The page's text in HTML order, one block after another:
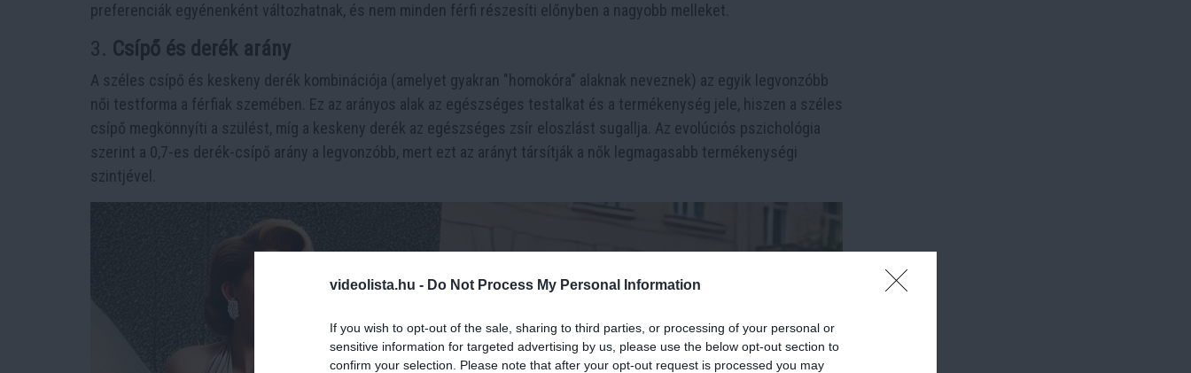
videolista.hu - Do Not Process My Personal Information
If you wish to opt-out of the sale, sharing to third parties, or processing of your personal or
sensitive information for targeted advertising by us, please use the below opt-out section to
confirm your selection. Please note that after your opt-out request is processed you may
preferenciák egyénenként változhatnak, és nem minden férfi részesíti előnyben a nagyobb melleket.
3. Csípő és derék arány
A széles csípő és keskeny derék kombinációja (amelyet gyakran "homokóra" alaknak neveznek) az egyik legvonzóbb
női testforma a férfiak szemében. Ez az arányos alak az egészséges testalkat és a termékenység jele, hiszen a széles
csípő megkönnyíti a szülést, míg a keskeny derék az egészséges zsír eloszlást sugallja. Az evolúciós pszichológia
szerint a 0,7-es derék-csípő arány a legvonzóbb, mert ezt az arányt társítják a nők legmagasabb termékenységi
szintjével.